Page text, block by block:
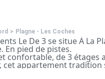
> Plagne - Les Coches
Le De 3 se situe À La
En pied de pistes.
confortable, de 3 étages
cet appartement tradition
séjour, d'une chambre et